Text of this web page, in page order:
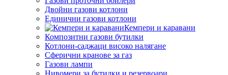
Двойни газови котлони
Единични газови котлони
Кемпери и каравани
Композитни газови бутилки
Котлони-саджаци високо налягане
Сферични кранове за газ
Газови лампи
Нивомери за бутилки и резервоари